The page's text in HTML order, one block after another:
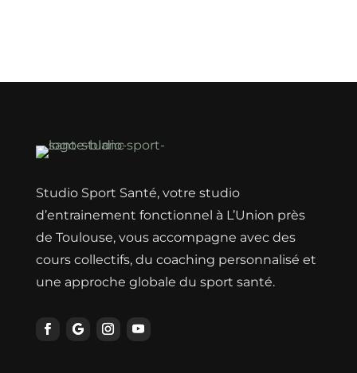
Studio Sport Santé, votre studio
d’entrainement fonctionnel à L’Union près
de Toulouse, vous accompagne avec des
cours collectifs, du coaching personnalisé et
une approche globale du sport santé.